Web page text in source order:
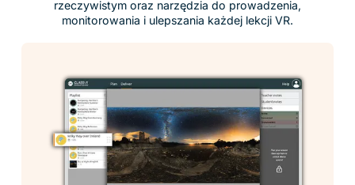
rzeczywistym
Obserwuj aktywność zestawów uczniów na żywo
dzięki ClassView. Natychmiastowy podgląd tego, co
każdy uczeń eksploruje, aby upewnić się, że pozostają
skoncentrowani, zaangażowani i na właściwej ścieżce
przez całą lekcję.